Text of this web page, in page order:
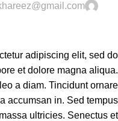
adipiscing elit, sed do
et dolore magna aliqua.
a diam. Tincidunt ornare
accumsan in. Sed tempus
ultricies. Senectus et